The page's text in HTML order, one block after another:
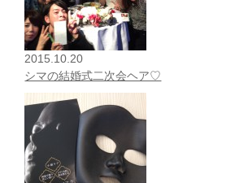
2015.10.20
シマの結婚式二次会ヘア♡